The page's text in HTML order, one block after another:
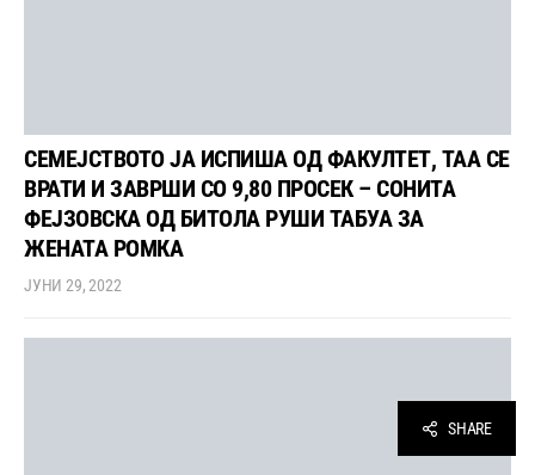
СЕМЕЈСТВОТО ЈА ИСПИША ОД ФАКУЛТЕТ, ТАА СЕ
ВРАТИ И ЗАВРШИ СО 9,80 ПРОСЕК – СОНИТА
ФЕЈЗОВСКА ОД БИТОЛА РУШИ ТАБУА ЗА
ЖЕНАТА РОМКА
ЈУНИ 29, 2022
SHARE